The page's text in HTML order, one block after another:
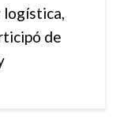
logística,
de